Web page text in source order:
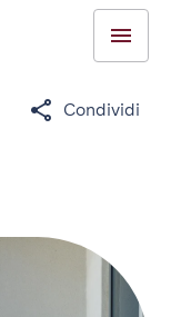
Condividi